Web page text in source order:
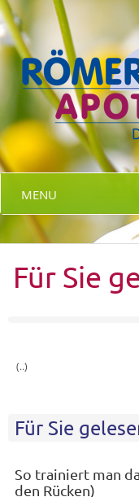
MENU
Für Sie
(..)
Für Sie
So trainiert man
den Rücken)